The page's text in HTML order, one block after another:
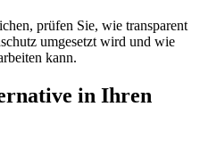
prüfen Sie, wie transparent
umgesetzt wird und wie
kann.
in Ihren